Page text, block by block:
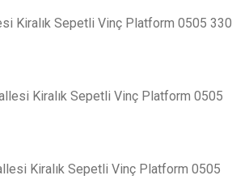
Kiralık Sepetli Vinç Platform 0505 330
Kiralık Sepetli Vinç Platform 0505
Kiralık Sepetli Vinç Platform 0505